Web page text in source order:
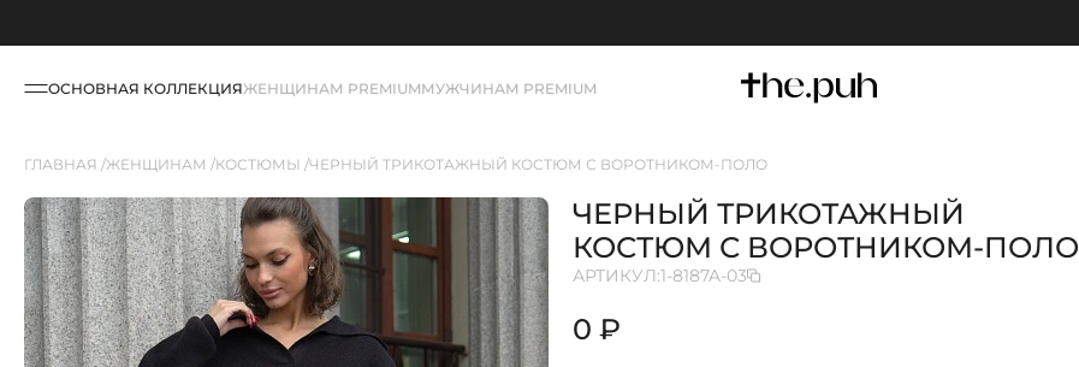
ОСНОВНАЯ КОЛЛЕКЦИЯЖЕНЩИНАМ PREMIUMМУЖЧИНАМ PREMIUM
ГЛАВНАЯ ЖЕНЩИНАМ КОСТЮМЫ ЧЕРНЫЙ ТРИКОТАЖНЫЙ КОСТЮМ С ВОРОТНИКОМ-ПОЛО
ЧЕРНЫЙ ТРИКОТАЖНЫЙ
КОСТЮМ С ВОРОТНИКОМ-ПОЛО
АРТИКУЛ:1-8187A-03
0 ₽